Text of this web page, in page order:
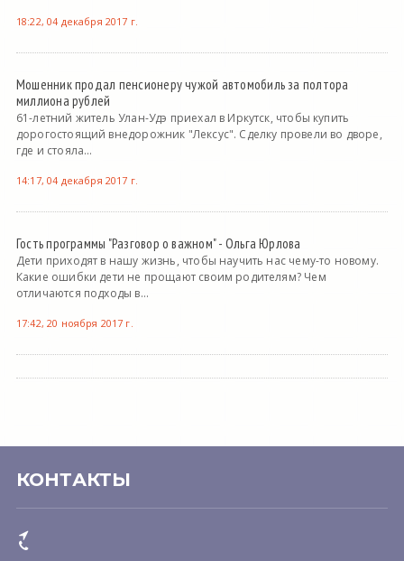
18:22, 04 декабря 2017 г.
Мошенник продал пенсионеру чужой автомобиль за полтора
миллиона рублей
61-летний житель Улан-Удэ приехал в Иркутск, чтобы купить
дорогостоящий внедорожник "Лексус". Сделку провели во дворе,
где и стояла...
14:17, 04 декабря 2017 г.
Гость программы "Разговор о важном" - Ольга Юрлова
Дети приходят в нашу жизнь, чтобы научить нас чему-то новому.
Какие ошибки дети не прощают своим родителям? Чем
отличаются подходы в...
17:42, 20 ноября 2017 г.
КОНТАКТЫ